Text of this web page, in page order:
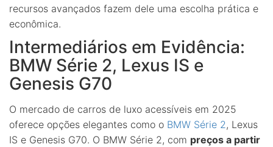
recursos avançados fazem dele uma escolha prática e
econômica.
Intermediários em Evidência:
BMW Série 2, Lexus IS e
Genesis G70
O mercado de carros de luxo acessíveis em 2025
oferece opções elegantes como o BMW Série 2, Lexus
IS e Genesis G70. O BMW Série 2, com preços a partir